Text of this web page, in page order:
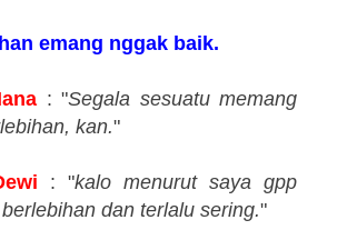
emang nggak baik.
: "Segala sesuatu memang
kan."
: "kalo menurut saya gpp
dan terlalu sering."